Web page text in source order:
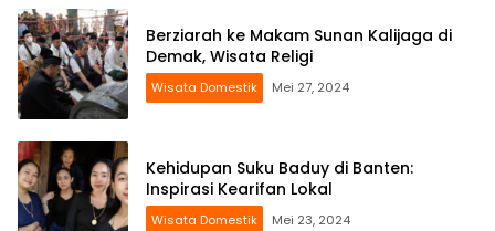
Berziarah ke Makam Sunan Kalijaga di
Demak, Wisata Religi
Wisata Domestik Mei 27, 2024
Kehidupan Suku Baduy di Banten:
Inspirasi Kearifan Lokal
Wisata Domestik Mei 23, 2024